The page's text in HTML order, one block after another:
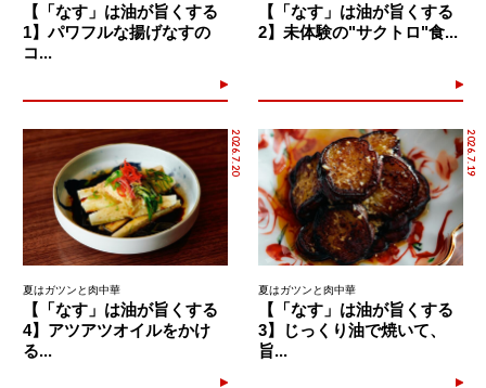
【「なす」は油が旨くする
1】パワフルな揚げなすの
コ...
【「なす」は油が旨くする
2】未体験の"サクトロ"食...
2026.7.20
夏はガツンと肉中華
【「なす」は油が旨くする
4】アツアツオイルをかけ
る...
2026.7.19
夏はガツンと肉中華
【「なす」は油が旨くする
3】じっくり油で焼いて、
旨...